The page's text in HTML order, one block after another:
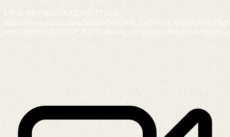
LINK PRESENTAZIONE PITCH:
https://www.canva.com/design/DAGKP_EaTV0/